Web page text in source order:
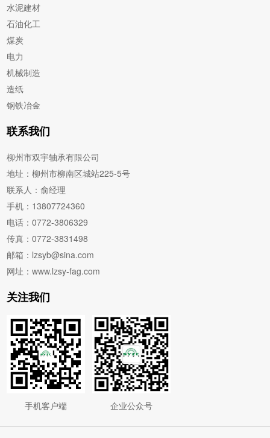
水泥建材
石油化工
煤炭
电力
机械制造
造纸
钢铁冶金
联系我们
柳州市双宇轴承有限公司
地址：柳州市柳南区城站225-5号
联系人：俞经理
手机：13807724360
电话：0772-3806329
传真：0772-3831498
邮箱：lzsyb@sina.com
网址：www.lzsy-fag.com
关注我们
手机客户端 企业公众号